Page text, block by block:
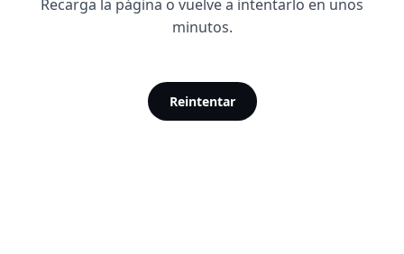
Recarga la página o vuelve a intentarlo en unos
minutos.
Reintentar